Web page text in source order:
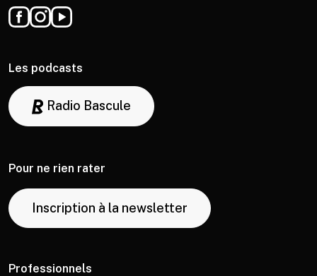
Les podcasts
Radio Bascule
Pour ne rien rater
Inscription à la newsletter
Professionnels